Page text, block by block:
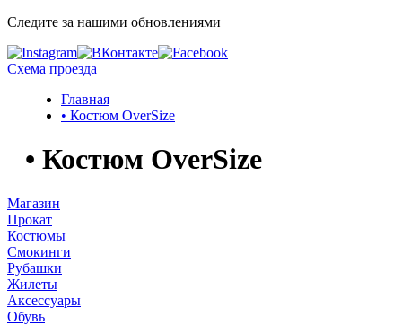
Следите за нашими обновлениями
Схема проезда
Главная
• Костюм OverSize
• Костюм OverSize
Магазин
Прокат
Костюмы
Смокинги
Рубашки
Жилеты
Аксессуары
Обувь